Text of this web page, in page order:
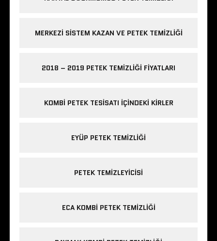
MERKEZI SISTEM KAZAN VE PETEK TEMIZLIĞI
2018 – 2019 PETEK TEMIZLIĞI FIYATLARI
KOMBI PETEK TESISATI IÇINDEKI KIRLER
EYÜP PETEK TEMIZLIĞI
PETEK TEMIZLEYICISI
ECA KOMBI PETEK TEMIZLIĞI